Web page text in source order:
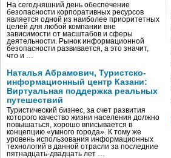
На сегодняшний день обеспечение
безопасности корпоративных ресурсов
является одной из наиболее приоритетных
целей для любой компании вне
зависимости от масштабов и сферы
деятельности. Рынок информационной
безопасности развивается, а это значит,
что и …
Наталья Абрамович, Туристско-
информационный центр Казани:
Виртуальная поддержка реальных
путешествий
Туристический бизнес, за счет развития
которого качество жизни населения должно
повышаться, хорошо вписывается в
концепцию «умного города». К тому же
уровень использования информационных
технологий в данной отрасли за последние
пятнадцать-двадцать лет …